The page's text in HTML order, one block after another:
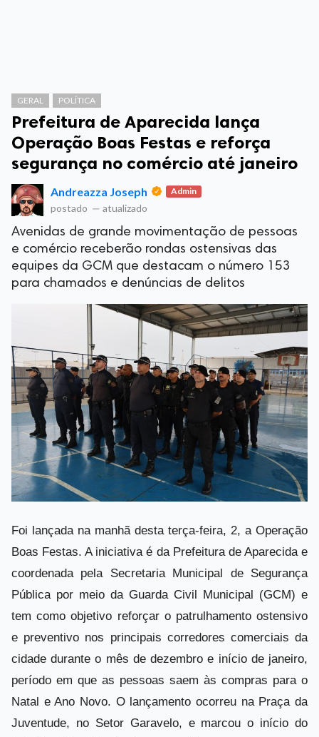
GERAL POLÍTICA
Prefeitura de Aparecida lança
Operação Boas Festas e reforça
segurança no comércio até janeiro
Andreazza Joseph Admin
postado — atualizado
Avenidas de grande movimentação de pessoas
e comércio receberão rondas ostensivas das
equipes da GCM que destacam o número 153
para chamados e denúncias de delitos
Foi lançada na manhã desta terça-feira, 2, a Operação
Boas Festas. A iniciativa é da Prefeitura de Aparecida e
coordenada pela Secretaria Municipal de Segurança
Pública por meio da Guarda Civil Municipal (GCM) e
tem como objetivo reforçar o patrulhamento ostensivo
e preventivo nos principais corredores comerciais da
cidade durante o mês de dezembro e início de janeiro,
período em que as pessoas saem às compras para o
Natal e Ano Novo. O lançamento ocorreu na Praça da
Juventude, no Setor Garavelo, e marcou o início do